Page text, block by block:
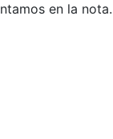
en la nota.